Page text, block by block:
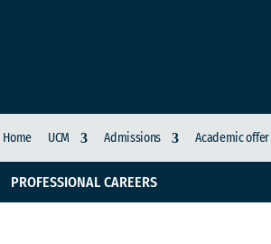
Home UCM Admissions Academic offer
PROFESSIONAL CAREERS